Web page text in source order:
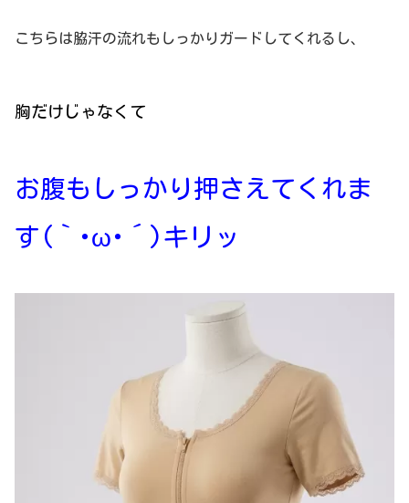
こちらは脇汗の流れもしっかりガードしてくれるし、
胸だけじゃなくて
お腹もしっかり押さえてくれま
す(｀･ω･´)キリッ